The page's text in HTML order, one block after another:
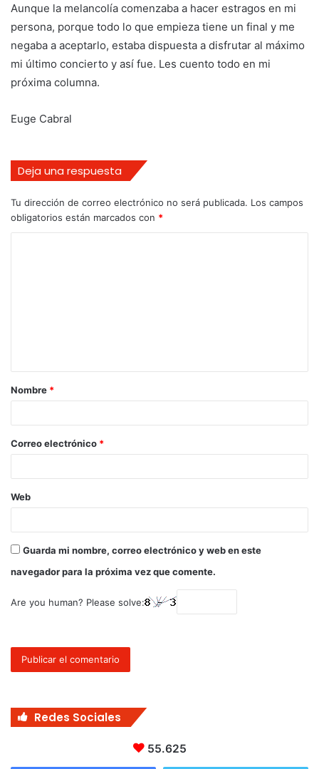
Aunque la melancolía comenzaba a hacer estragos en mi
persona, porque todo lo que empieza tiene un final y me
negaba a aceptarlo, estaba dispuesta a disfrutar al máximo
mi último concierto y así fue. Les cuento todo en mi
próxima columna.
Euge Cabral
Deja una respuesta
Tu dirección de correo electrónico no será publicada. Los campos
obligatorios están marcados con *
Nombre *
Correo electrónico *
Web
Guarda mi nombre, correo electrónico y web en este
navegador para la próxima vez que comente.
Are you human? Please solve:
Redes Sociales
55.625